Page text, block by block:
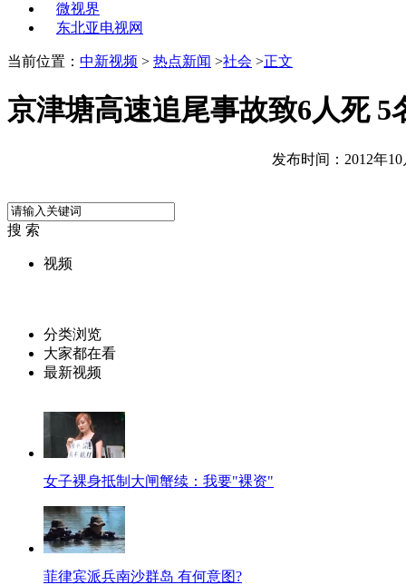
微视界
东北亚电视网
当前位置： 中新视频 > 热点新闻 >社会 >正文
京津塘高速追尾事故致6人死 5
发布时间：2012年10
搜 索
视频
分类浏览
大家都在看
最新视频
女子裸身抵制大闸蟹续：我要"裸资"
菲律宾派兵南沙群岛 有何意图?